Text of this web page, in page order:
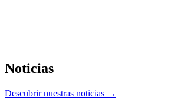
Noticias
Descubrir nuestras noticias →